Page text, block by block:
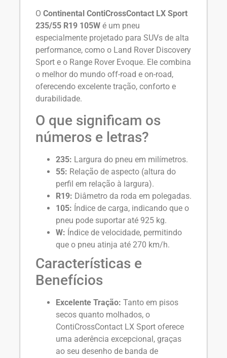
O Continental ContiCrossContact LX Sport
235/55 R19 105W é um pneu
especialmente projetado para SUVs de alta
performance, como o Land Rover Discovery
Sport e o Range Rover Evoque. Ele combina
o melhor do mundo off-road e on-road,
oferecendo excelente tração, conforto e
durabilidade.
O que significam os
números e letras?
235: Largura do pneu em milímetros.
55: Relação de aspecto (altura do
perfil em relação à largura).
R19: Diâmetro da roda em polegadas.
105: Índice de carga, indicando que o
pneu pode suportar até 925 kg.
W: Índice de velocidade, permitindo
que o pneu atinja até 270 km/h.
Características e
Benefícios
Excelente Tração: Tanto em pisos
secos quanto molhados, o
ContiCrossContact LX Sport oferece
uma aderência excepcional, graças
ao seu desenho de banda de